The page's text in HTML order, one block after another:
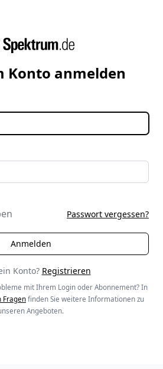
Konto anmelden
Passwort vergessen?
Konto? Registrieren
mit Ihrem Login oder Abonnement? In
Fragenfinden Sie weitere Informationen zu
Angeboten.